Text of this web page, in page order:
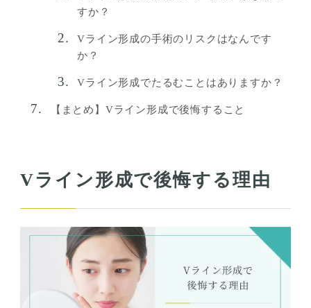
すか？
Vライン形成の手術のリスクはなんです
か？
Vライン形成でたるむことはありますか？
【まとめ】Vライン形成で後悔すること
Vライン形成で後悔する理由